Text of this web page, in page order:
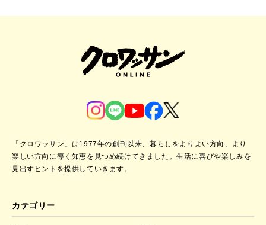
「クロワッサン」は1977年の創刊以来、暮らしをよりよい方向、より
楽しい方向に導く知恵を見つめ続けてきました。生活に喜びや楽しみを
見出すヒントを提供していきます。
カテゴリー